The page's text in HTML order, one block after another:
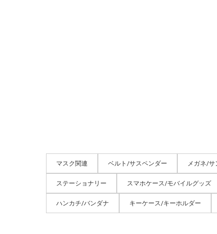
マスク関連 ベルト/サスペンダー メガネ/サ
ステーショナリー スマホケース/モバイルグッズ
ハンカチ/バンダナ キーケース/キーホルダー